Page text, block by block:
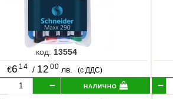
код: 13554
€6 14 / 12 00 лв. (с ДДС)
налично